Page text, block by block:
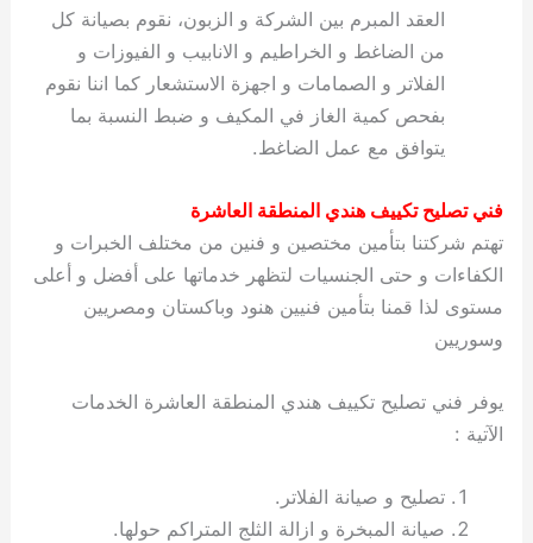
العقد المبرم بين الشركة و الزبون، نقوم بصيانة كل
من الضاغط و الخراطيم و الانابيب و الفيوزات و
الفلاتر و الصمامات و اجهزة الاستشعار كما اننا نقوم
بفحص كمية الغاز في المكيف و ضبط النسبة بما
يتوافق مع عمل الضاغط.
فني تصليح تكييف هندي المنطقة العاشرة
تهتم شركتنا بتأمين مختصين و فنين من مختلف الخبرات و
الكفاءات و حتى الجنسيات لتظهر خدماتها على أفضل و أعلى
مستوى لذا قمنا بتأمين فنيين هنود وباكستان ومصريين
وسوريين
يوفر فني تصليح تكييف هندي المنطقة العاشرة الخدمات
الآتية :
تصليح و صيانة الفلاتر.
صيانة المبخرة و ازالة الثلج المتراكم حولها.